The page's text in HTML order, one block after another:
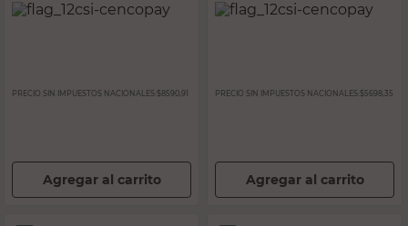
PRECIO SIN IMPUESTOS NACIONALES: $8590,91
Agregar al carrito
PRECIO SIN IMPUESTOS NACIONALES: $5698,35
Agregar al carrito